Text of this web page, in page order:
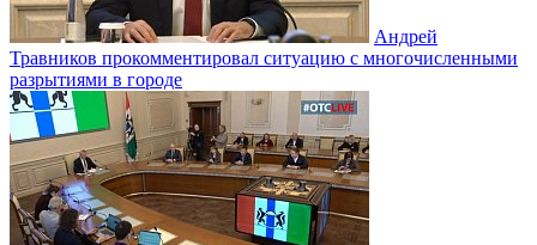
Андрей
Травников прокомментировал ситуацию с многочисленными
разрытиями в городе